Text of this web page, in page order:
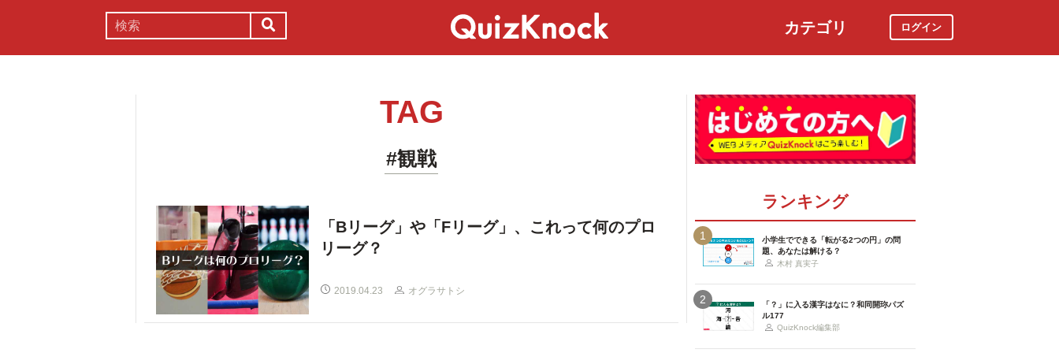
カテゴリ ログイン
TAG
#観戦
「Bリーグ」や「Fリーグ」、これって何のプロ
リーグ？
2019.04.23 オグラサトシ
ランキング
1
小学生でできる「転がる2つの円」の問
題、あなたは解ける？
木村 真実子
2
「？」に入る漢字はなに？和同開珎パズ
ル177
QuizKnock編集部